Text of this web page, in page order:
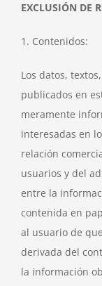
EXCLUSIÓN DE
1. Contenidos:
Los datos,
publicados en
meramente
interesadas en
relación
usuarios y del
entre la
contenida en
al usuario de
derivada del
la información